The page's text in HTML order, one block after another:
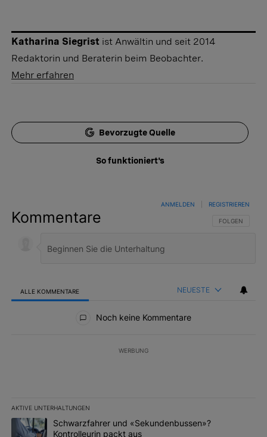
Katharina Siegrist ist Anwältin und seit 2014
Redaktorin und Beraterin beim Beobachter.
Mehr erfahren
Bevorzugte Quelle
So funktioniert's
Kommentare FOLGE DIESER
FOLGEN
ANMELDEN REGISTRIEREN
ALLE KOMMENTARE NEUESTE
Noch keine Kommentare
WERBUNG
AKTIVE UNTERHALTUNGEN
Das Folgende ist eine Liste der am meisten kommentierten
Ein Trendartikel mit dem Titel "Schwarzfahrer und
Schwarzfahrer und «Sekundenbussen»?
Kontrolleurin packt aus